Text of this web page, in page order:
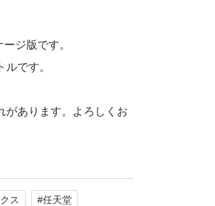
ジ版です。
です。
があります。よろしくお
ス #任天堂